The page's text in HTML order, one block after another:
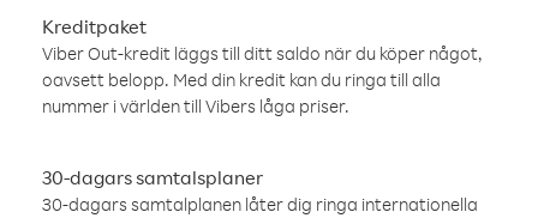
Kreditpaket
Viber Out-kredit läggs till ditt saldo när du köper något,
oavsett belopp. Med din kredit kan du ringa till alla
nummer i världen till Vibers låga priser.
30-dagars samtalsplaner
30-dagars samtalplanen låter dig ringa internationella